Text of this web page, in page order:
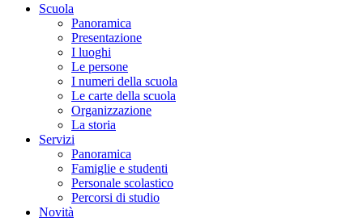
Scuola
Panoramica
Presentazione
I luoghi
Le persone
I numeri della scuola
Le carte della scuola
Organizzazione
La storia
Servizi
Panoramica
Famiglie e studenti
Personale scolastico
Percorsi di studio
Novità